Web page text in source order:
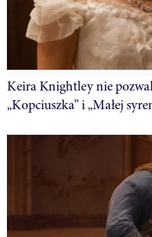
Keira Knightley nie
„Kopciuszka” i „Małej